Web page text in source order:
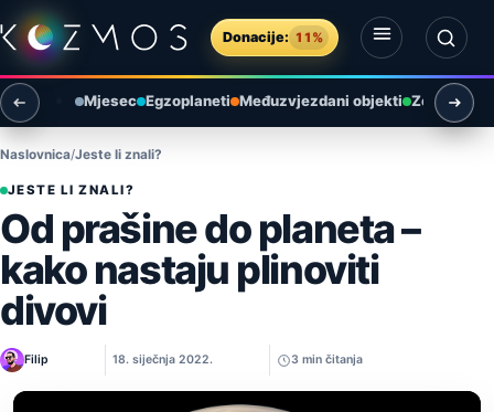
Preskoči na sadržaj
Donacije: 11%
Otvori izbornik
Otvori pretragu
Mjesec Egzoplaneti Međuzvjezdani objekti Zemlja i
Naslovnica Jeste li znali?
JESTE LI ZNALI?
Od prašine do planeta –
kako nastaju plinoviti
divovi
Filip 18. siječnja 2022. 3 min čitanja